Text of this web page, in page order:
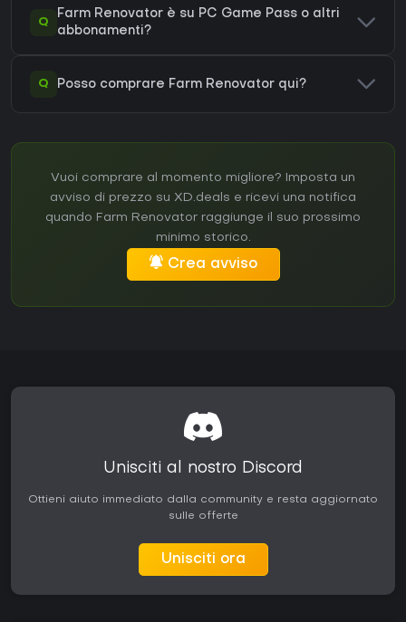
Q
Farm Renovator è su PC Game Pass o altri
abbonamenti?
Q Posso comprare Farm Renovator qui?
Vuoi comprare al momento migliore? Imposta un
avviso di prezzo su XD.deals e ricevi una notifica
quando Farm Renovator raggiunge il suo prossimo
minimo storico.
Crea avviso
Unisciti al nostro Discord
Ottieni aiuto immediato dalla community e resta aggiornato
sulle offerte
Unisciti ora